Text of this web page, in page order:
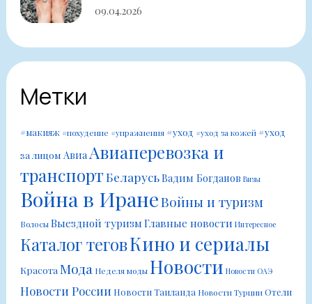
09.04.2026
Метки
#макияж #похудение #упражнения #уход #уход за кожей #уход
за лицом Авиа Авиаперевозка и
транспортБеларусьВадим Богданов Визы
Война в ИранеВойны и туризм
ВолосыВыездной туризмГлавные новости Интересное
Каталог теговКино и сериалы
Красота Мода Неделя моды Новости Новости ОАЭ
Новости России Новости Таиланда Новости ТурцииОтели